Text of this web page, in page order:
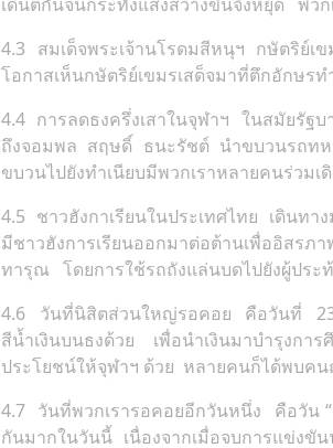
4.3 สมเด็จพระเจ้านโรดมสีหนุฯ กษัตริย์เ
โอกาสเห็นกษัตริย์เขมรเสด็จมาที่ตึกอักษรท
4.4 การลดธงครึ่งเสาในจุฬาฯ ในสมัยรั
ถึงจอมพล สฤษดิ์ ธนะรัชต์ นำขบวนรถทห
ขบวนไปยังทำเนียบมีพวกเราหลายคนร่วม
4.5 ชาวฮังกาเรียนในประเทศไทย เดินท
มีชาวฮังการเรียนออกมาต่อต้านเพื่ออิสร
ทารุณ โดยการใช้รถถังแล่นบดไปยังผู้ประ
4.6 วันที่นิสิตส่วนใหญ่รอคอย คือวันที่ 23
สีน้ำเงินบนธงด้วย เพื่อนำเงินมาบำรุงก
ประโยชน์ให้จุฬาฯ ด้วย หลายคนก็ได้พบคน
4.7 วันที่พวกเรารอคอยอีกวันหนึ่ง คือวัน
กันมากในวันนี้ เนื่องจากเมื่อจบการแข่ง